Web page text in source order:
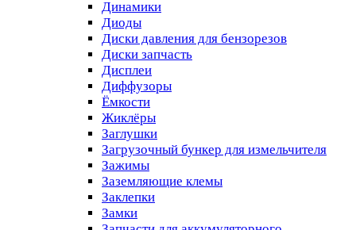
Динамики
Диоды
Диски давления для бензорезов
Диски запчасть
Дисплеи
Диффузоры
Ёмкости
Жиклёры
Заглушки
Загрузочный бункер для измельчителя
Зажимы
Заземляющие клемы
Заклепки
Замки